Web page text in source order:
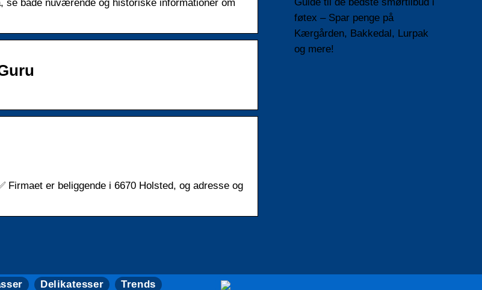
se både nuværende og historiske informationer om
Firmaet er beliggende i 6670 Holsted, og adresse og
føtex – Spar penge på
Kærgården, Bakkedal, Lurpak
og mere!
Delikatesser Trends